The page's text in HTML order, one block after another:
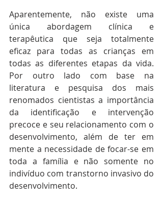
Aparentemente, não existe uma
única abordagem clínica e
terapêutica que seja totalmente
eficaz para todas as crianças em
todas as diferentes etapas da vida.
Por outro lado com base na
literatura e pesquisa dos mais
renomados cientistas a importância
da identificação e intervenção
precoce e seu relacionamento com o
desenvolvimento, além de ter em
mente a necessidade de focar-se em
toda a família e não somente no
indivíduo com transtorno invasivo do
desenvolvimento.